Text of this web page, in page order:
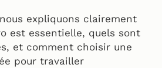
expliquons clairement
est essentielle, quels sont
et comment choisir une
pour travailler